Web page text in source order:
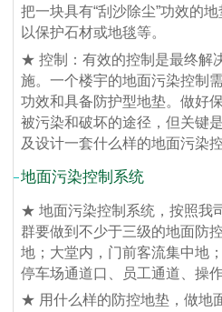
把一块具有“刮沙除尘”功效的
以保护石材或地毯等。
★ 控制：有效的控制是最终解
施。一个楼宇的地面污染控制
功效和具备防护型地垫。做好
被污染和破坏的途径，但关键
及设计一套什么样的地面污染
地面污染控制系统
★ 地面污染控制系统，按照我
群要做到不少于三级的地面防
地；大堂内，门前客流集中地
停车场通道口、员工通道、操作
★ 用什么样的防控地垫，做地